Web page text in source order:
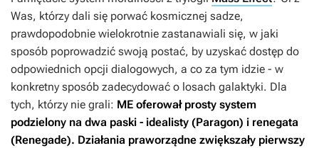
Was, którzy dali się porwać kosmicznej sadze,
prawdopodobnie wielokrotnie zastanawiali się, w jaki
sposób poprowadzić swoją postać, by uzyskać dostęp do
odpowiednich opcji dialogowych, a co za tym idzie - w
konkretny sposób zadecydować o losach galaktyki. Dla
tych, którzy nie grali: ME oferował prosty system
podzielony na dwa paski - idealisty (Paragon) i renegata
(Renegade). Działania praworządne zwiększały pierwszy